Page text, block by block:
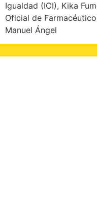
Igualdad (ICI), Kika
Oficial de
Manuel Ángel